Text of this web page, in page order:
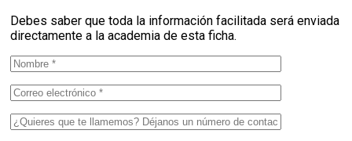
Debes saber que toda la información facilitada será enviada
directamente a la academia de esta ficha.